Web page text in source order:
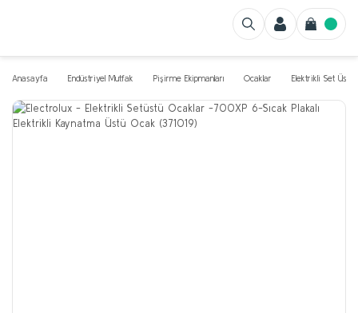
Anasayfa Endüstriyel Mutfak Pişirme Ekipmanları Ocaklar Elektrikli Set Üstü